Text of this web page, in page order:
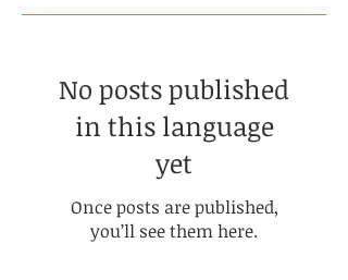
No posts published
in this language
yet
Once posts are published,
you’ll see them here.